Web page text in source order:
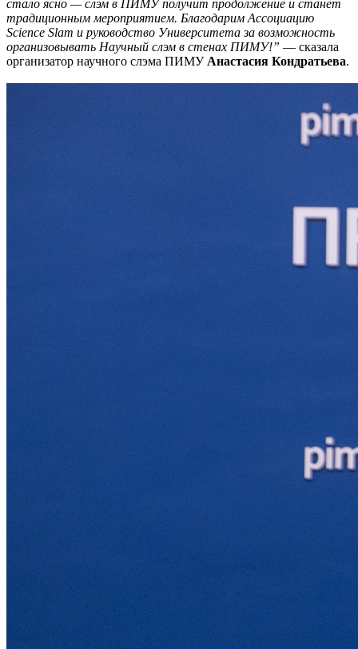
стало ясно — слэм в ПИМУ получит продолжение и станет
традиционным мероприятием. Благодарим Ассоциацию
Science Slam и руководство Университета за возможность
организовывать Научный слэм в стенах ПИМУ!” — сказала
организатор научного слэма ПИМУ Анастасия Кондратьева.